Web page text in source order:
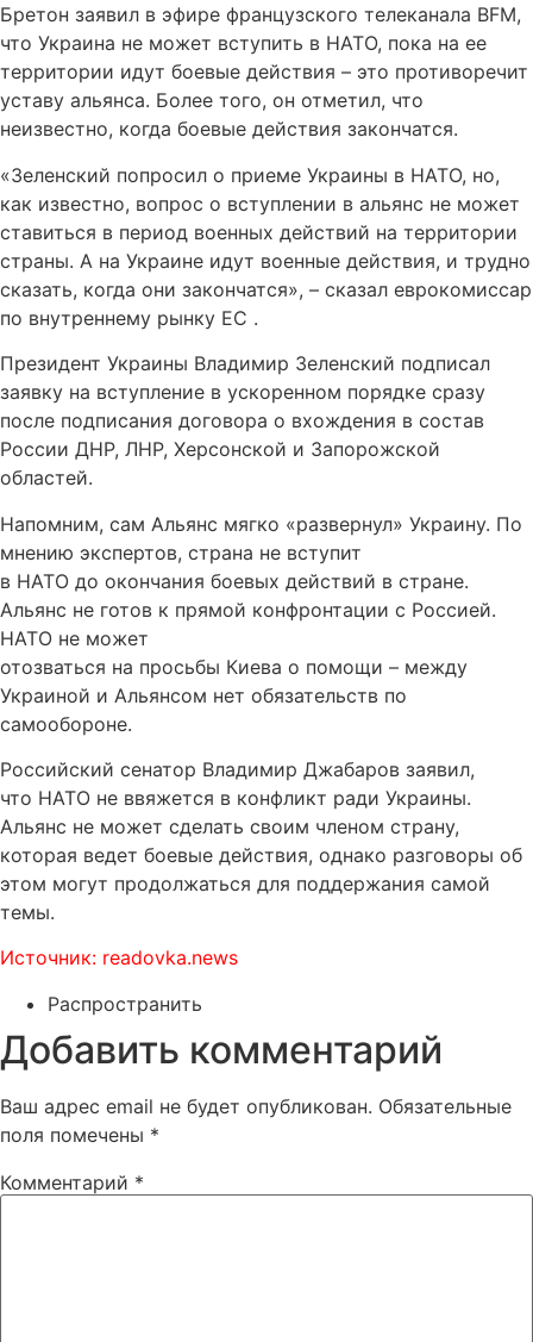
Бретон заявил в эфире французского телеканала BFM,
что Украина не может вступить в НАТО, пока на ее
территории идут боевые действия – это противоречит
уставу альянса. Более того, он отметил, что
неизвестно, когда боевые действия закончатся.
«Зеленский попросил о приеме Украины в НАТО, но,
как известно, вопрос о вступлении в альянс не может
ставиться в период военных действий на территории
страны. А на Украине идут военные действия, и трудно
сказать, когда они закончатся», – сказал еврокомиссар
по внутреннему рынку ЕС .
Президент Украины Владимир Зеленский подписал
заявку на вступление в ускоренном порядке сразу
после подписания договора о вхождения в состав
России ДНР, ЛНР, Херсонской и Запорожской
областей.
Напомним, сам Альянс мягко «развернул» Украину. По
мнению экспертов, страна не вступит
в НАТО до окончания боевых действий в стране.
Альянс не готов к прямой конфронтации с Россией.
НАТО не может
отозваться на просьбы Киева о помощи – между
Украиной и Альянсом нет обязательств по
самообороне.
Российский сенатор Владимир Джабаров заявил,
что НАТО не ввяжется в конфликт ради Украины.
Альянс не может сделать своим членом страну,
которая ведет боевые действия, однако разговоры об
этом могут продолжаться для поддержания самой
темы.
Источник: readovka.news
Распространить
Добавить комментарий
Ваш адрес email не будет опубликован. Обязательные
поля помечены *
Комментарий *